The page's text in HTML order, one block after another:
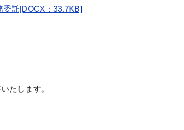
委託[DOCX：33.7KB]
たします。